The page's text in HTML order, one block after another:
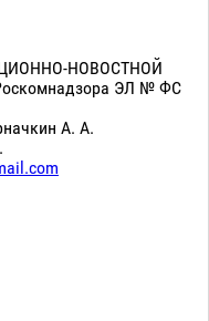
НОВОСТНОЙ
ЭЛ № ФС
А. А.